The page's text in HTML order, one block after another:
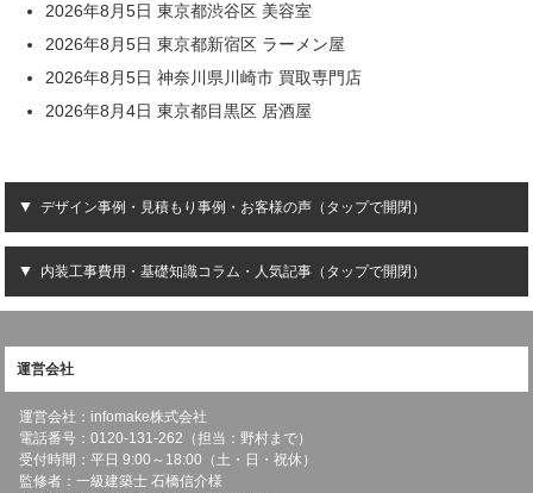
2026年8月5日 東京都渋谷区 美容室
2026年8月5日 東京都新宿区 ラーメン屋
2026年8月5日 神奈川県川崎市 買取専門店
2026年8月4日 東京都目黒区 居酒屋
デザイン事例・見積もり事例・お客様の声（タップで開閉）
内装工事費用・基礎知識コラム・人気記事（タップで開閉）
運営会社
運営会社：infomake株式会社
電話番号：0120-131-262（担当：野村まで）
受付時間：平日 9:00～18:00（土・日・祝休）
監修者：一級建築士 石橋信介様